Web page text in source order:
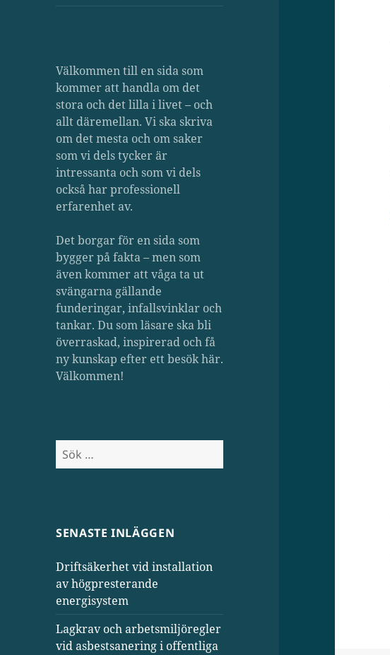
Välkommen till en sida som
kommer att handla om det
stora och det lilla i livet – och
allt däremellan. Vi ska skriva
om det mesta och om saker
som vi dels tycker är
intressanta och som vi dels
också har professionell
erfarenhet av.
Det borgar för en sida som
bygger på fakta – men som
även kommer att våga ta ut
svängarna gällande
funderingar, infallsvinklar och
tankar. Du som läsare ska bli
överraskad, inspirerad och få
ny kunskap efter ett besök här.
Välkommen!
Sök
efter:
SENASTE INLÄGGEN
Driftsäkerhet vid installation
av högpresterande
energisystem
Lagkrav och arbetsmiljöregler
vid asbestsanering i offentliga